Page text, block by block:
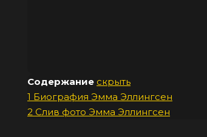
Содержание скрыть
1 Биография Эмма Эллингсен
2 Слив фото Эмма Эллингсен